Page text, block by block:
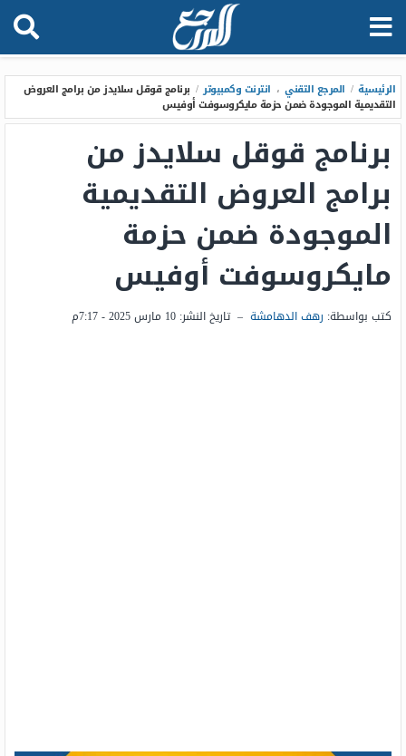
الرئيسية / المرجع التقني ، انترنت وكمبيوتر / برنامج قوقل سلايدز من برامج العروض
التقديمية الموجودة ضمن حزمة مايكروسوفت أوفيس
برنامج قوقل سلايدز من
برامج العروض التقديمية
الموجودة ضمن حزمة
مايكروسوفت أوفيس
كتب بواسطة: رهف الدهامشة – تاريخ النشر: 10 مارس 2025 - 7:17م